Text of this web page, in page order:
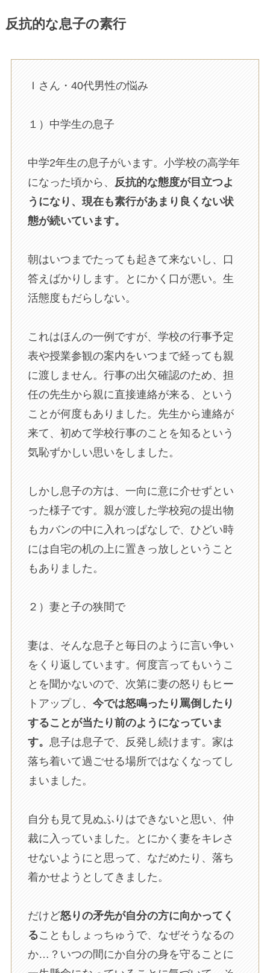
反抗的な息子の素行
Ｉさん・40代男性の悩み
１）中学生の息子
中学2年生の息子がいます。小学校の高学年
になった頃から、
反抗的な態度が目立つよ
うになり、現在も素行があまり良くない状
態が続いています。
朝はいつまでたっても起きて来ないし、口
答えばかりします。とにかく口が悪い。生
活態度もだらしない。
これはほんの一例ですが、学校の行事予定
表や授業参観の案内をいつまで経っても親
に渡しません。行事の出欠確認のため、担
任の先生から親に直接連絡が来る、という
ことが何度もありました。先生から連絡が
来て、初めて学校行事のことを知るという
気恥ずかしい思いをしました。
しかし息子の方は、一向に意に介せずとい
った様子です。親が渡した学校宛の提出物
もカバンの中に入れっぱなしで、ひどい時
には自宅の机の上に置きっ放しということ
もありました。
２）妻と子の狭間で
妻は、そんな息子と毎日のように言い争い
をくり返しています。何度言ってもいうこ
とを聞かないので、次第に妻の怒りもヒー
トアップし、 今では怒鳴ったり罵倒したり
することが当たり前のようになっていま
す。 息子は息子で、反発し続けます。家は
落ち着いて過ごせる場所ではなくなってし
まいました。
自分も見て見ぬふりはできないと思い、仲
裁に入っていました。とにかく妻をキレさ
せないようにと思って、なだめたり、落ち
着かせようとしてきました。
だけど怒りの矛先が自分の方に向かってく
ることもしょっちゅうで、なぜそうなるの
か…？いつの間にか自分の身を守ることに